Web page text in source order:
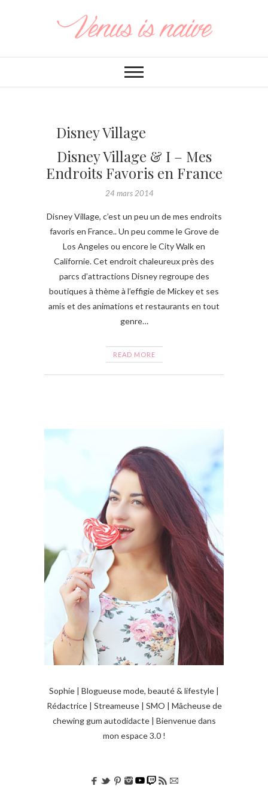
Disney Village
Disney Village & I – Mes
Endroits Favoris en France
24 mars 2014
Disney Village, c’est un peu un de mes endroits
favoris en France.. Un peu comme le Grove de
Los Angeles ou encore le City Walk en
Californie. Cet endroit chaleureux près des
parcs d’attractions Disney regroupe des
boutiques à thème à l’effigie de Mickey et ses
amis et des animations et restaurants en tout
genre…
READ MORE
Sophie | Blogueuse mode, beauté & lifestyle |
Rédactrice | Streameuse | SMO | Mâcheuse de
chewing gum autodidacte | Bienvenue dans
mon espace 3.0 !